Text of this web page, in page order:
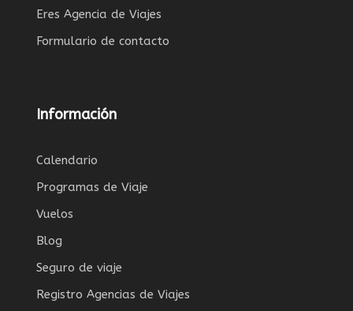
Eres Agencia de Viajes
Formulario de contacto
Información
Calendario
Programas de Viaje
Vuelos
Blog
Seguro de viaje
Registro Agencias de Viajes